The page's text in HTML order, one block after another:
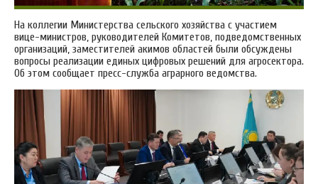
На коллегии Министерства сельского хозяйства с участием
вице-министров, руководителей Комитетов, подведомственных
организаций, заместителей акимов областей были обсуждены
вопросы реализации единых цифровых решений для агросектора.
Об этом сообщает пресс-служба аграрного ведомства.